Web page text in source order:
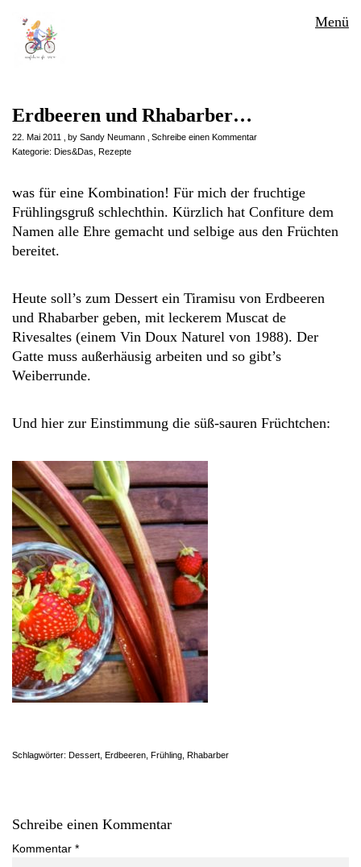
Menü
Erdbeeren und Rhabarber…
22. Mai 2011 by Sandy Neumann
Schreibe einen Kommentar
Kategorie: Dies&Das Rezepte
was für eine Kombination! Für mich der fruchtige
Frühlingsgruß schlechthin. Kürzlich hat Confiture dem
Namen alle Ehre gemacht und selbige aus den Früchten
bereitet.
Heute soll’s zum Dessert ein Tiramisu von Erdbeeren
und Rhabarber geben, mit leckerem Muscat de
Rivesaltes (einem Vin Doux Naturel von 1988). Der
Gatte muss außerhäusig arbeiten und so gibt’s
Weiberrunde.
Und hier zur Einstimmung die süß-sauren Früchtchen:
Schlagwörter: Dessert Erdbeeren Frühling Rhabarber
Schreibe einen Kommentar
Kommentar *